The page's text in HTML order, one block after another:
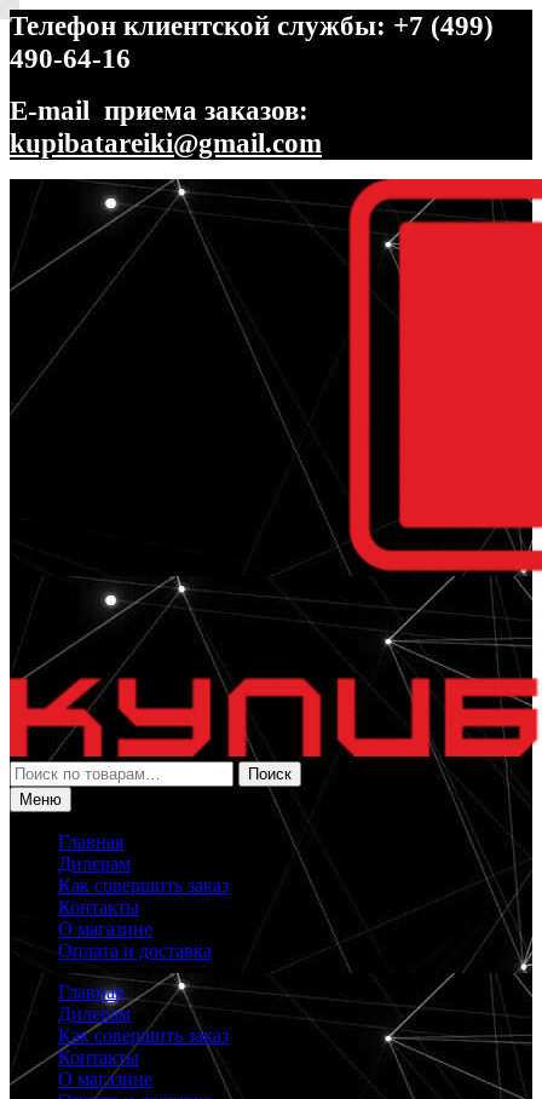
Телефон клиентской службы: +7 (499)
490-64-16
E-mail приема заказов:
kupibatareiki@gmail.com
Перейти
навигации
Перейти
содержимому
Искать:
Поиск
Меню
Главная
Дилерам
Как совершить заказ
Контакты
О магазине
Оплата и доставка
Главная
Дилерам
Как совершить заказ
Контакты
О магазине